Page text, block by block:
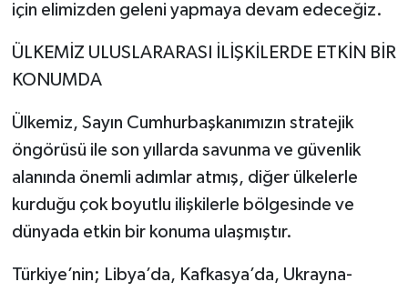
için elimizden geleni yapmaya devam edeceğiz.
ÜLKEMİZ ULUSLARARASI İLİŞKİLERDE ETKİN BİR
KONUMDA
Ülkemiz, Sayın Cumhurbaşkanımızın stratejik
öngörüsü ile son yıllarda savunma ve güvenlik
alanında önemli adımlar atmış, diğer ülkelerle
kurduğu çok boyutlu ilişkilerle bölgesinde ve
dünyada etkin bir konuma ulaşmıştır.
Türkiye’nin; Libya’da, Kafkasya’da, Ukrayna-